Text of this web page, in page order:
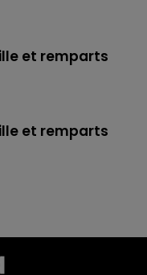
et remparts
et remparts